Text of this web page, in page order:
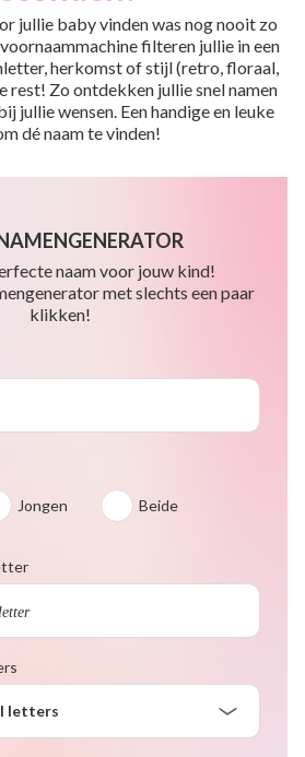
jullie baby vinden was nog nooit zo
filteren jullie in een
herkomst of stijl (retro, floraal,
rest! Zo ontdekken jullie snel namen
jullie wensen. Een handige en leuke
dé naam te vinden!
naam voor jouw kind!
met slechts een paar
klikken!
Jongen Beide
letters